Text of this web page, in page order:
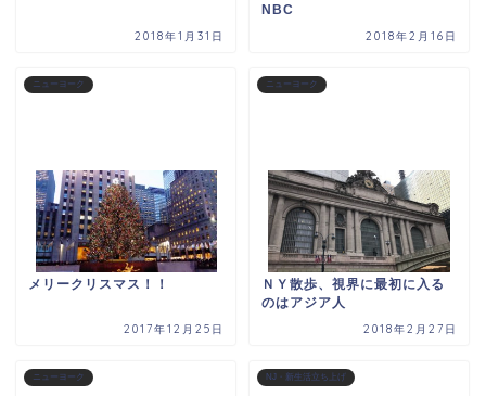
2018年1月31日
NBC
2018年2月16日
ニューヨーク
メリークリスマス！！
2017年12月25日
ニューヨーク
ＮＹ散歩、視界に最初に入る
のはアジア人
2018年2月27日
ニューヨーク NJ・新生活立ち上げ